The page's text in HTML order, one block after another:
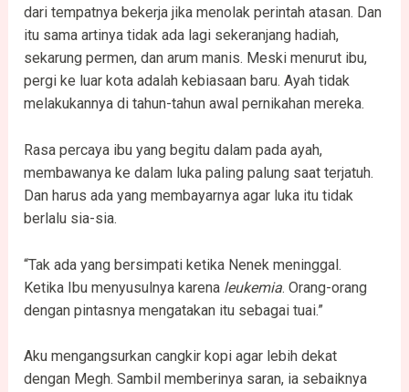
dari tempatnya bekerja jika menolak perintah atasan. Dan
itu sama artinya tidak ada lagi sekeranjang hadiah,
sekarung permen, dan arum manis. Meski menurut ibu,
pergi ke luar kota adalah kebiasaan baru. Ayah tidak
melakukannya di tahun-tahun awal pernikahan mereka.
Rasa percaya ibu yang begitu dalam pada ayah,
membawanya ke dalam luka paling palung saat terjatuh.
Dan harus ada yang membayarnya agar luka itu tidak
berlalu sia-sia.
“Tak ada yang bersimpati ketika Nenek meninggal.
Ketika Ibu menyusulnya karena leukemia. Orang-orang
dengan pintasnya mengatakan itu sebagai tuai.”
Aku mengangsurkan cangkir kopi agar lebih dekat
dengan Megh. Sambil memberinya saran, ia sebaiknya